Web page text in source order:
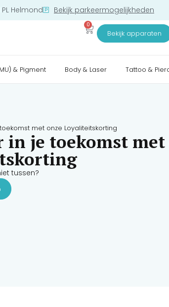
PL Helmond Bekijk parkeermogelijkheden
0
Bekijk apparaten
& Pigment Body & Laser Tattoo &
met onze Loyaliteitskorting
in je toekomst met
tussen?